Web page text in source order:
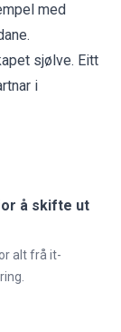
med
sjølve. Eitt
i
å skifte ut
alt frå it-